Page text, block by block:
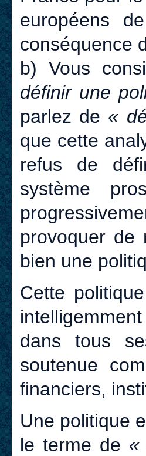
européens
conséquence
b) Vous
définir une
parlez de «
que cette
refus de
système
provoquer de
bien une
Cette
dans tous
soutenue
financiers,
Une politique
le terme de «